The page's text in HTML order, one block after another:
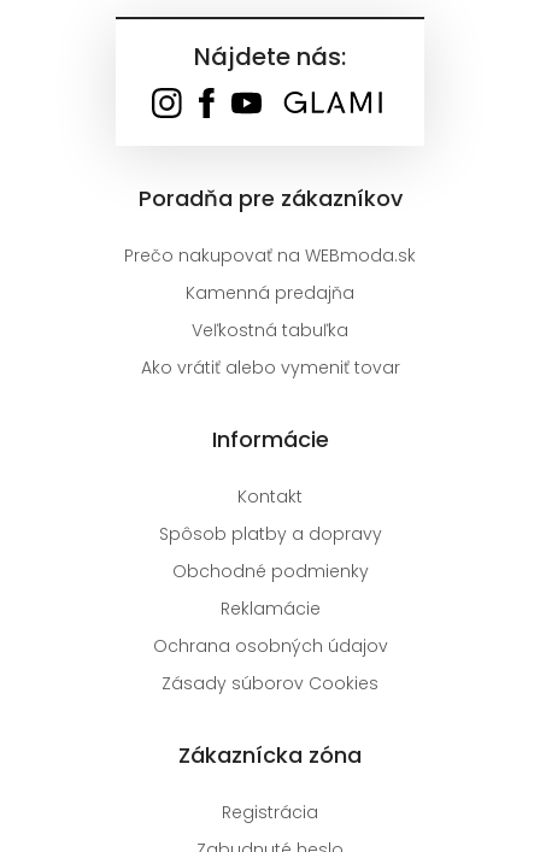
Nájdete nás:
Poradňa pre zákazníkov
Prečo nakupovať na WEBmoda.sk
Kamenná predajňa
Veľkostná tabuľka
Ako vrátiť alebo vymeniť tovar
Informácie
Kontakt
Spôsob platby a dopravy
Obchodné podmienky
Reklamácie
Ochrana osobných údajov
Zásady súborov Cookies
Zákaznícka zóna
Registrácia